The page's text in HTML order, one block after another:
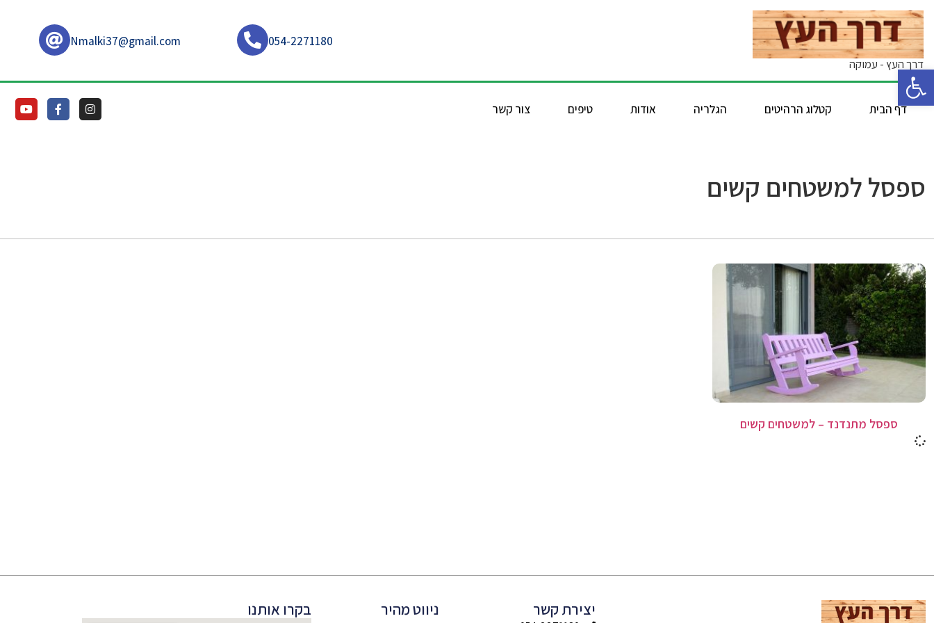
פתח סרגל נגישות
דרך העץ - עמוקה
054-2271180
Nmalki37@gmail.com
דף הבית קטלוג הרהיטים הגלריה אודות טיפים צור קשר
ספסל למשטחים קשים
ספסל מתנדנד – למשטחים קשים
יצירת קשר ניווט מהיר בקרו אותנו